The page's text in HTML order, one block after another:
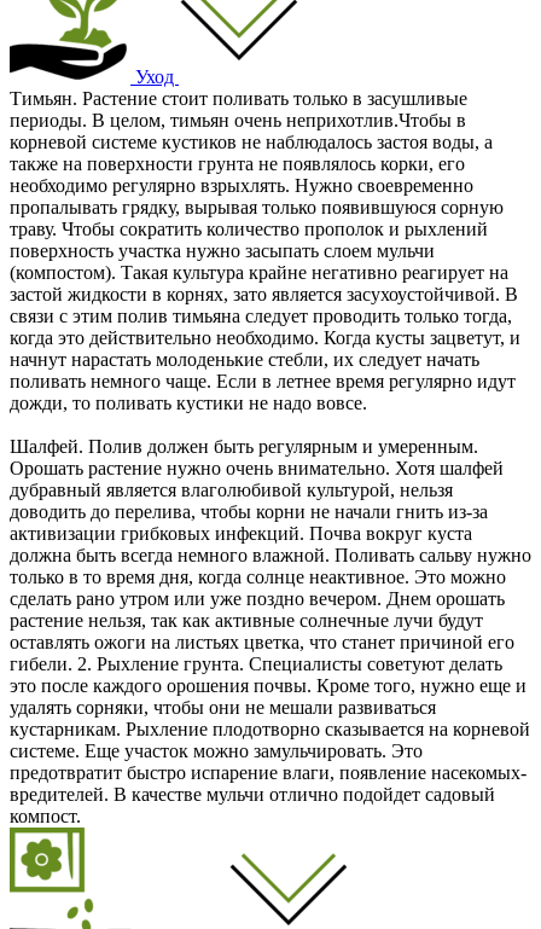
Уход
Тимьян. Растение стоит поливать только в засушливые
периоды. В целом, тимьян очень неприхотлив.Чтобы в
корневой системе кустиков не наблюдалось застоя воды, а
также на поверхности грунта не появлялось корки, его
необходимо регулярно взрыхлять. Нужно своевременно
пропалывать грядку, вырывая только появившуюся сорную
траву. Чтобы сократить количество прополок и рыхлений
поверхность участка нужно засыпать слоем мульчи
(компостом). Такая культура крайне негативно реагирует на
застой жидкости в корнях, зато является засухоустойчивой. В
связи с этим полив тимьяна следует проводить только тогда,
когда это действительно необходимо. Когда кусты зацветут, и
начнут нарастать молоденькие стебли, их следует начать
поливать немного чаще. Если в летнее время регулярно идут
дожди, то поливать кустики не надо вовсе.
Шалфей. Полив должен быть регулярным и умеренным.
Орошать растение нужно очень внимательно. Хотя шалфей
дубравный является влаголюбивой культурой, нельзя
доводить до перелива, чтобы корни не начали гнить из-за
активизации грибковых инфекций. Почва вокруг куста
должна быть всегда немного влажной. Поливать сальву нужно
только в то время дня, когда солнце неактивное. Это можно
сделать рано утром или уже поздно вечером. Днем орошать
растение нельзя, так как активные солнечные лучи будут
оставлять ожоги на листьях цветка, что станет причиной его
гибели. 2. Рыхление грунта. Специалисты советуют делать
это после каждого орошения почвы. Кроме того, нужно еще и
удалять сорняки, чтобы они не мешали развиваться
кустарникам. Рыхление плодотворно сказывается на корневой
системе. Еще участок можно замульчировать. Это
предотвратит быстро испарение влаги, появление насекомых-
вредителей. В качестве мульчи отлично подойдет садовый
компост.